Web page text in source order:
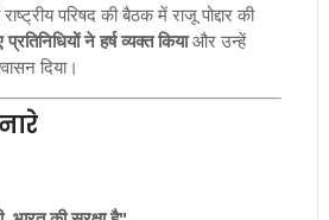
परिषद की बैठक में राजू पोद्दार की
ने हर्ष व्यक्त कियाऔर उन्हें
दिया।